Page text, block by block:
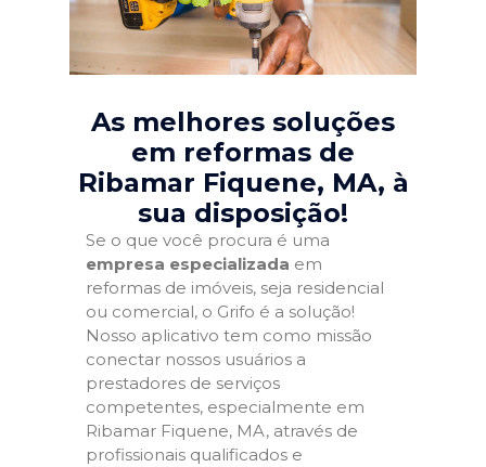
As melhores soluções
em reformas de
Ribamar Fiquene, MA, à
sua disposição!
Se o que você procura é uma
empresa especializada em
reformas de imóveis, seja residencial
ou comercial, o Grifo é a solução!
Nosso aplicativo tem como missão
conectar nossos usuários a
prestadores de serviços
competentes, especialmente em
Ribamar Fiquene, MA, através de
profissionais qualificados e